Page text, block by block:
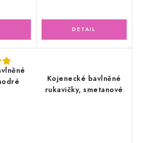
Kojenecké bavlněné
rukavičky, smetanové